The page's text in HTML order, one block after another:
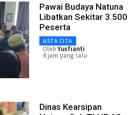
Pawai Budaya Natuna
Libatkan Sekitar 3.500
Peserta
ASTA CITA
OlehYusfianti
4 jam yang lalu
Dinas Kearsipan